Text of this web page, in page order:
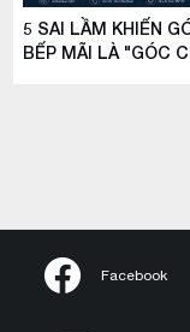
5 SAI LẦM KHIẾN
BẾP MÃI LÀ "GÓC
Facebook